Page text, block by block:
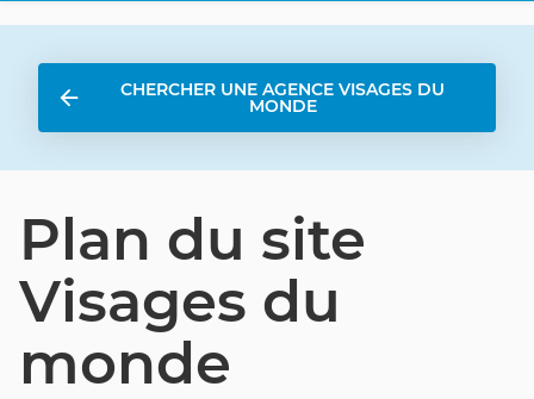
CHERCHER UNE AGENCE VISAGES DU
MONDE
Plan du site
Visages du
monde